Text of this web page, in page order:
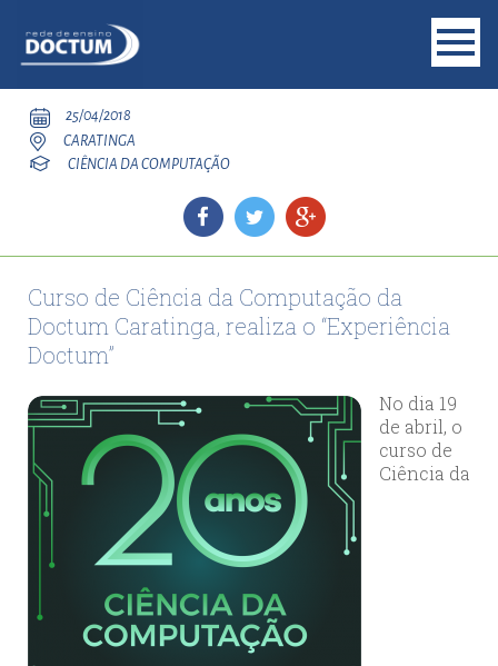
25/04/2018
CARATINGA
CIÊNCIA DA COMPUTAÇÃO
Curso de Ciência da Computação da
Doctum Caratinga, realiza o “Experiência
Doctum”
No dia 19
de abril, o
curso de
Ciência da